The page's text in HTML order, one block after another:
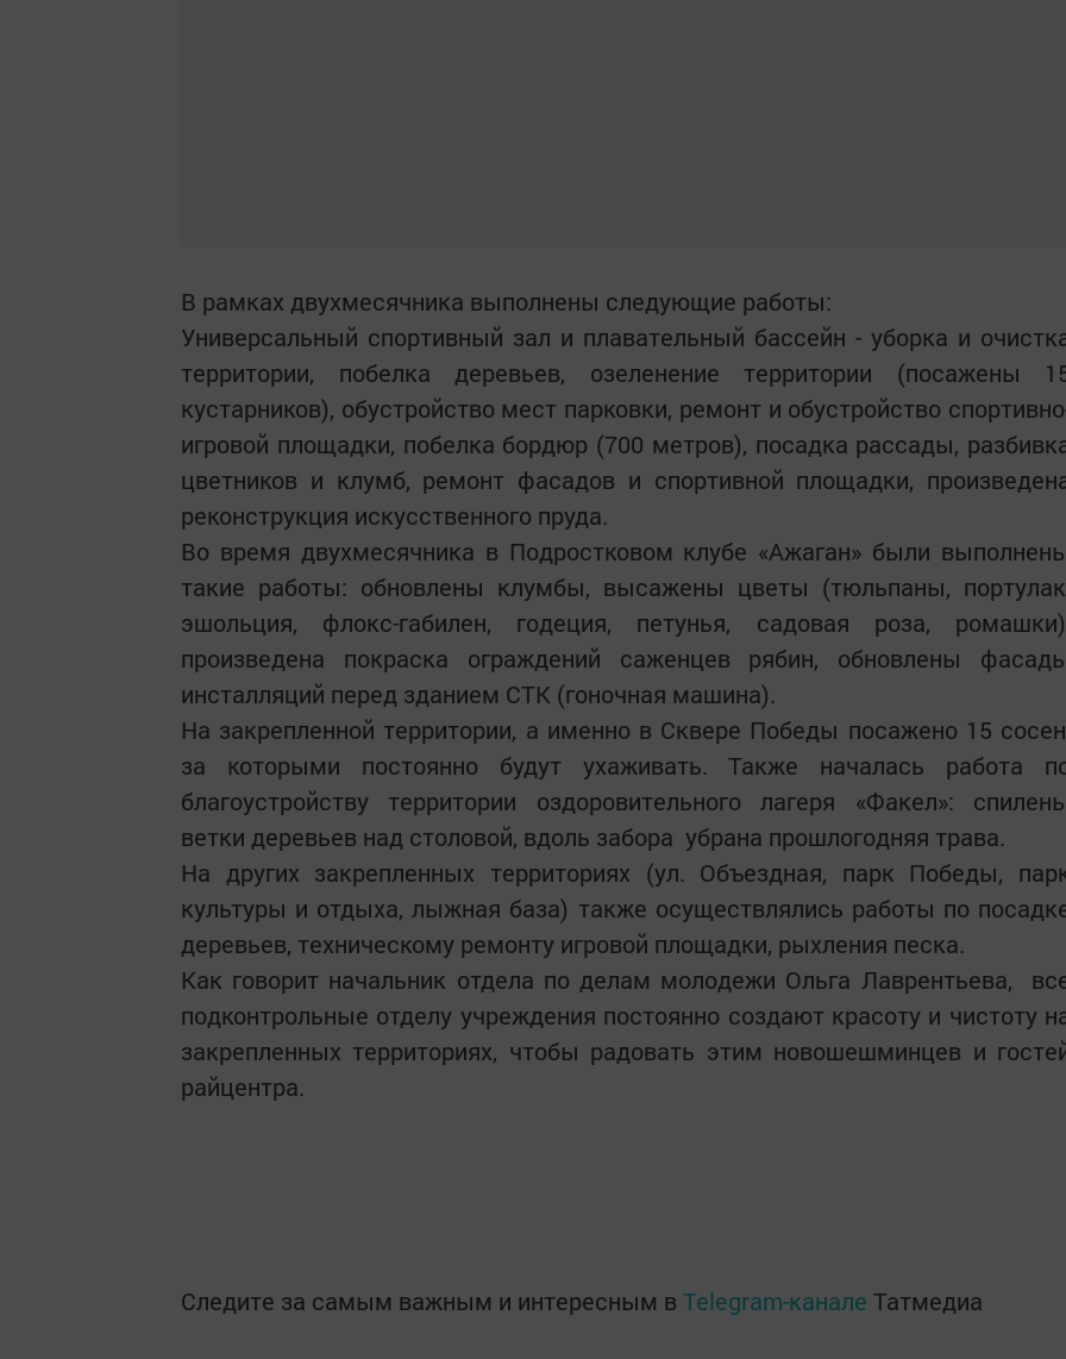
В рамках двухмесячника выполнены следующие работы:
Универсальный спортивный зал и плавательный бассейн - уборка и
территории, побелка деревьев, озеленение территории (посажены
кустарников), обустройство мест парковки, ремонт и обустройство
игровой площадки, побелка бордюр (700 метров), посадка рассады,
цветников и клумб, ремонт фасадов и спортивной площадки,
реконструкция искусственного пруда.
Во время двухмесячника в Подростковом клубе «Ажаган» были
такие работы: обновлены клумбы, высажены цветы (тюльпаны,
эшольция, флокс-габилен, годеция, петунья, садовая роза,
произведена покраска ограждений саженцев рябин, обновлены
инсталляций перед зданием СТК (гоночная машина).
На закрепленной территории, а именно в Сквере Победы посажено 15
за которыми постоянно будут ухаживать. Также началась работа
благоустройству территории оздоровительного лагеря «Факел»:
ветки деревьев над столовой, вдоль забора убрана прошлогодняя трава.
На других закрепленных территориях (ул. Объездная, парк Победы,
культуры и отдыха, лыжная база) также осуществлялись работы по
деревьев, техническому ремонту игровой площадки, рыхления песка.
Как говорит начальник отдела по делам молодежи Ольга Лаврентьева,
подконтрольные отделу учреждения постоянно создают красоту и чистоту
закрепленных территориях, чтобы радовать этим новошешминцев и
райцентра.
Следите за самым важным и интересным в Telegram-канале Татмедиа